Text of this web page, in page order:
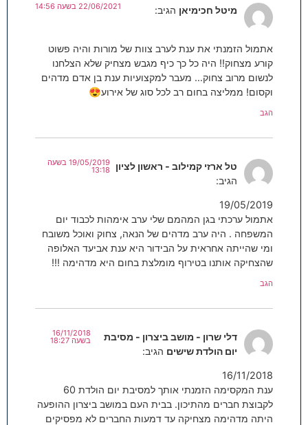
מיטל חכימיאן הגיב: 22/06/2021 בשעה 14:56
אתמול הזמנתי את ענת לערב צוות של מורות והיה פשוט
קורע מצחוק!! היה כל כך כיף מגבש מצחיק שלא הצלחנו
לנשום מרוב צחוק… מעבר למקצועיות ענת בן אדם מדהים
וקסום! ממליצה בחום רב לכל סוג של אירוע😍
הגב
טל ארזי קמילוב - ראשון לציון
הגיב:
19/05/2019 בשעה
13:18
19/05/2019
אתמול ערכתי בגן המהמם שלי ערב אימהות לכבוד יום
המשפחה . היה ערב מדהים של הנאה, צחוק ואוכל משובח
ומי שהייתה אחראית על הבידור היא ענת אביעד האלופה
שהצחיקה אותנו בטירוף מומלצת בחום היא מדהימה !!!
הגב
דלי שרון - מושב ביצרון - מסיבת
יום הולדת שישים הגיב:
16/11/2018
בשעה 18:27
16/11/2018
ענת המקסימה הזמנתי אותך למסיבת יום הולדת 60
לקבוצת חברים מהתיכון. בבית העם במושב ביצרון ההופעה
היתה מדהימה מצחיקה עד דמעות החברים לא מפסיקים